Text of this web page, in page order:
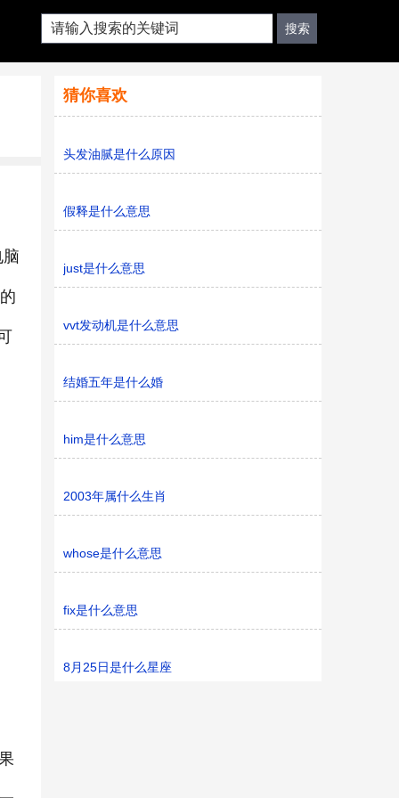
猜你喜欢
头发油腻是什么原因
假释是什么意思
just是什么意思
vvt发动机是什么意思
结婚五年是什么婚
him是什么意思
2003年属什么生肖
whose是什么意思
fix是什么意思
8月25日是什么星座